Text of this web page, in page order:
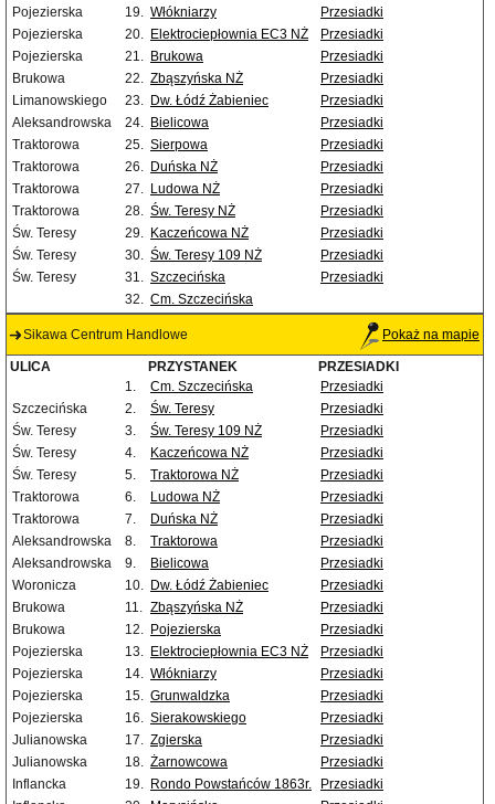
Pojezierska
19. Włókniarzy
Przesiadki
Pojezierska
20. Elektrociepłownia EC3 NŻ
Przesiadki
Pojezierska
21. Brukowa
Przesiadki
Brukowa
22. Zbąszyńska NŻ
Przesiadki
Limanowskiego
23. Dw. Łódź Żabieniec
Przesiadki
Aleksandrowska
24. Bielicowa
Przesiadki
Traktorowa
25. Sierpowa
Przesiadki
Traktorowa
26. Duńska NŻ
Przesiadki
Traktorowa
27. Ludowa NŻ
Przesiadki
Traktorowa
28. Św. Teresy NŻ
Przesiadki
Św. Teresy
29. Kaczeńcowa NŻ
Przesiadki
Św. Teresy
30. Św. Teresy 109 NŻ
Przesiadki
Św. Teresy
31. Szczecińska
Przesiadki
32. Cm. Szczecińska
Sikawa Centrum Handlowe Pokaż na mapie
ULICA PRZYSTANEK
PRZESIADKI
1.
Cm. Szczecińska
Przesiadki
Szczecińska
2. Św. Teresy
Przesiadki
Św. Teresy
3. Św. Teresy 109 NŻ
Przesiadki
Św. Teresy
4. Kaczeńcowa NŻ
Przesiadki
Św. Teresy
5. Traktorowa NŻ
Przesiadki
Traktorowa
6. Ludowa NŻ
Przesiadki
Traktorowa
7. Duńska NŻ
Przesiadki
Aleksandrowska
8. Traktorowa
Przesiadki
Aleksandrowska
9. Bielicowa
Przesiadki
Woronicza
10. Dw. Łódź Żabieniec
Przesiadki
Brukowa
11. Zbąszyńska NŻ
Przesiadki
Brukowa
12. Pojezierska
Przesiadki
Pojezierska
13. Elektrociepłownia EC3 NŻ
Przesiadki
Pojezierska
14. Włókniarzy
Przesiadki
Pojezierska
15. Grunwaldzka
Przesiadki
Pojezierska
16. Sierakowskiego
Przesiadki
Julianowska
17. Zgierska
Przesiadki
Julianowska
18. Żarnowcowa
Przesiadki
Inflancka
19. Rondo Powstańców 1863r.
Przesiadki